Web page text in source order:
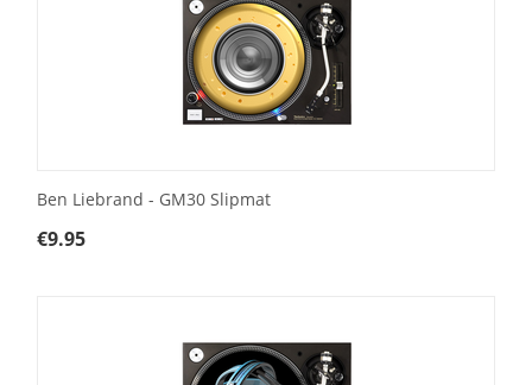
Ben Liebrand - GM30 Slipmat
€9.95